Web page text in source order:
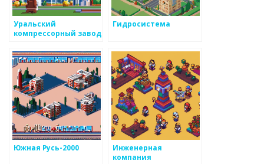
Уральский
компрессорный завод
Гидросистема
Южная Русь-2000
Инженерная
компания